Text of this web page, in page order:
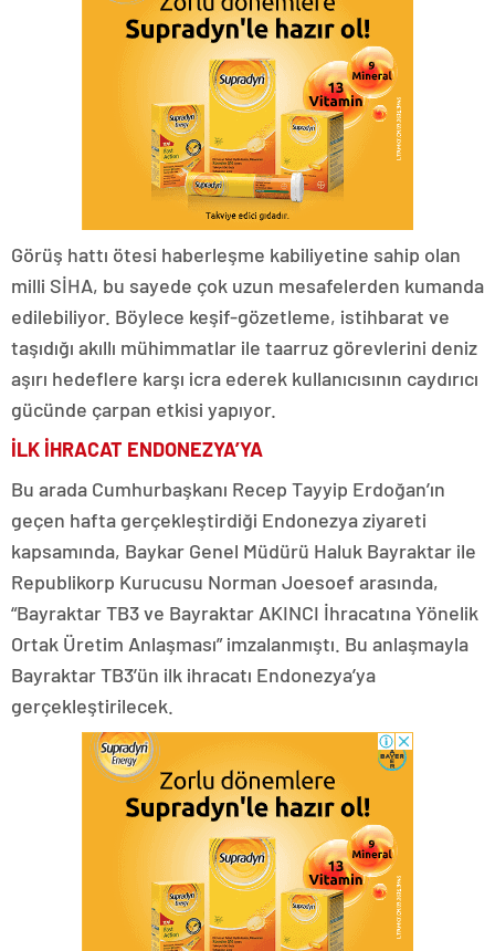
Görüş hattı ötesi haberleşme kabiliyetine sahip olan
milli SİHA, bu sayede çok uzun mesafelerden kumanda
edilebiliyor. Böylece keşif-gözetleme, istihbarat ve
taşıdığı akıllı mühimmatlar ile taarruz görevlerini deniz
aşırı hedeflere karşı icra ederek kullanıcısının caydırıcı
gücünde çarpan etkisi yapıyor.
İLK İHRACAT ENDONEZYA’YA
Bu arada Cumhurbaşkanı Recep Tayyip Erdoğan’ın
geçen hafta gerçekleştirdiği Endonezya ziyareti
kapsamında, Baykar Genel Müdürü Haluk Bayraktar ile
Republikorp Kurucusu Norman Joesoef arasında,
“Bayraktar TB3 ve Bayraktar AKINCI İhracatına Yönelik
Ortak Üretim Anlaşması” imzalanmıştı. Bu anlaşmayla
Bayraktar TB3’ün ilk ihracatı Endonezya’ya
gerçekleştirilecek.